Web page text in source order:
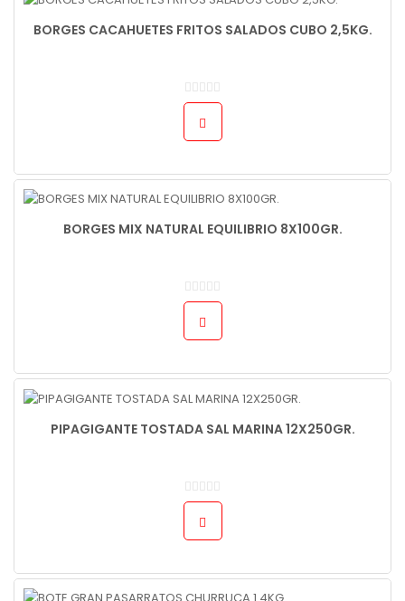
BORGES CACAHUETES FRITOS SALADOS CUBO 2,5KG.
BORGES MIX NATURAL EQUILIBRIO 8X100GR.
PIPAGIGANTE TOSTADA SAL MARINA 12X250GR.